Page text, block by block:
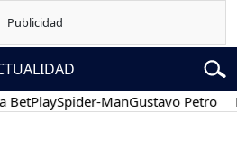
Spider-ManGustavo Petro